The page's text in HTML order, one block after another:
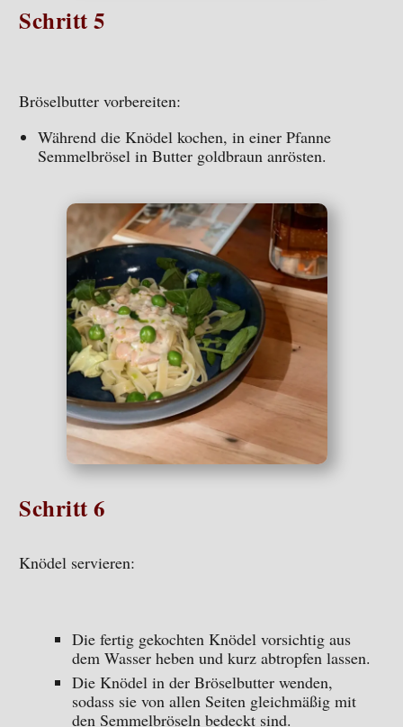
Schritt 5
Bröselbutter vorbereiten:
Während die Knödel kochen, in einer Pfanne
Semmelbrösel in Butter goldbraun anrösten.
Schritt 6
Knödel servieren:
Die fertig gekochten Knödel vorsichtig aus
dem Wasser heben und kurz abtropfen lassen.
Die Knödel in der Bröselbutter wenden,
sodass sie von allen Seiten gleichmäßig mit
den Semmelbröseln bedeckt sind.